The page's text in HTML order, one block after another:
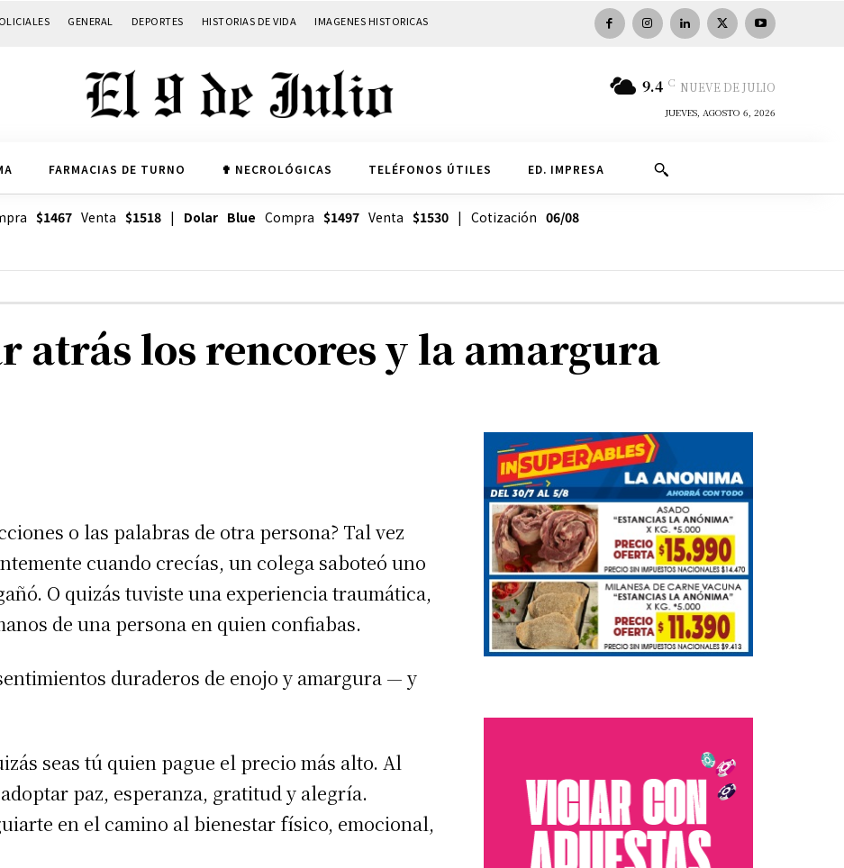
GENERAL DEPORTES HISTORIAS DE VIDA IMAGENES HISTORICAS
9.4 C NUEVE DE JULIO
JUEVES, AGOSTO 6, 2026
FARMACIAS DE TURNO ✟ NECROLÓGICAS TELÉFONOS ÚTILES ED. IMPRESA
$1467Venta $1518| Dolar Blue Compra $1497Venta $1530| Cotización 06/08
atrás los rencores y la amargura
o las palabras de otra persona? Tal vez
cuando crecías, un colega saboteó uno
O quizás tuviste una experiencia traumática,
de una persona en quien confiabas.
duraderos de enojo y amargura — y
seas tú quien pague el precio más alto. Al
paz, esperanza, gratitud y alegría.
en el camino al bienestar físico, emocional,